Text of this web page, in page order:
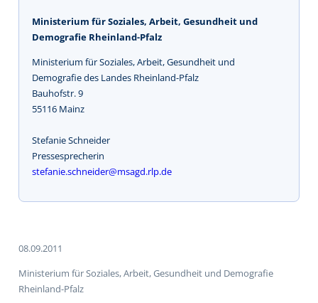
Ministerium für Soziales, Arbeit, Gesundheit und
Demografie Rheinland-Pfalz
Ministerium für Soziales, Arbeit, Gesundheit und
Demografie des Landes Rheinland-Pfalz
Bauhofstr. 9
55116 Mainz
Stefanie Schneider
Pressesprecherin
stefanie.schneider@msagd.rlp.de
08.09.2011
Ministerium für Soziales, Arbeit, Gesundheit und Demografie
Rheinland-Pfalz